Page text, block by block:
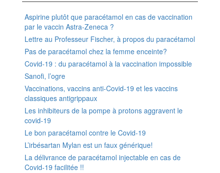
Aspirine plutôt que paracétamol en cas de vaccination
par le vaccin Astra-Zeneca ?
Lettre au Professeur Fischer, à propos du paracétamol
Pas de paracétamol chez la femme enceinte?
Covid-19 : du paracétamol à la vaccination impossible
Sanofi, l’ogre
Vaccinations, vaccins anti-Covid-19 et les vaccins
classiques antigrippaux
Les inhibiteurs de la pompe à protons aggravent le
covid-19
Le bon paracétamol contre le Covid-19
L’irbésartan Mylan est un faux générique!
La délivrance de paracétamol injectable en cas de
Covid-19 facilitée !!